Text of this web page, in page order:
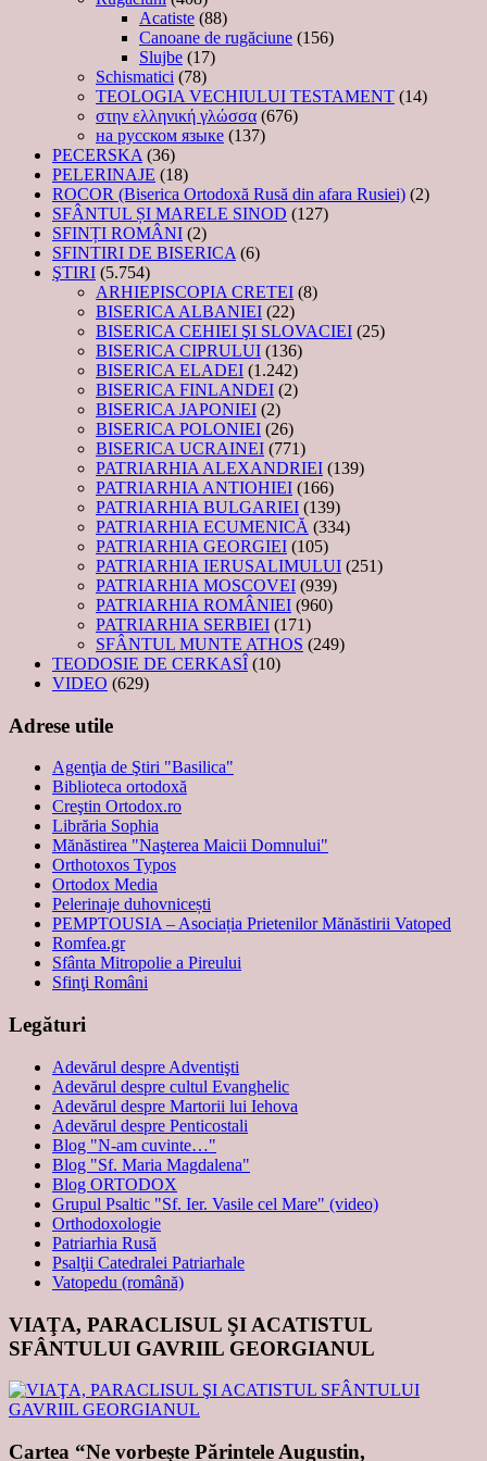
Acatiste (88)
Canoane de rugăciune (156)
Slujbe (17)
Schismatici (78)
TEOLOGIA VECHIULUI TESTAMENT (14)
στην ελληνική γλώσσα (676)
на русском языке (137)
PECERSKA (36)
PELERINAJE (18)
ROCOR (Biserica Ortodoxă Rusă din afara Rusiei) (2)
SFÂNTUL ȘI MARELE SINOD (127)
SFINȚI ROMÂNI (2)
SFINTIRI DE BISERICA (6)
ŞTIRI (5.754)
ARHIEPISCOPIA CRETEI (8)
BISERICA ALBANIEI (22)
BISERICA CEHIEI ŞI SLOVACIEI (25)
BISERICA CIPRULUI (136)
BISERICA ELADEI (1.242)
BISERICA FINLANDEI (2)
BISERICA JAPONIEI (2)
BISERICA POLONIEI (26)
BISERICA UCRAINEI (771)
PATRIARHIA ALEXANDRIEI (139)
PATRIARHIA ANTIOHIEI (166)
PATRIARHIA BULGARIEI (139)
PATRIARHIA ECUMENICĂ (334)
PATRIARHIA GEORGIEI (105)
PATRIARHIA IERUSALIMULUI (251)
PATRIARHIA MOSCOVEI (939)
PATRIARHIA ROMÂNIEI (960)
PATRIARHIA SERBIEI (171)
SFÂNTUL MUNTE ATHOS (249)
TEODOSIE DE CERKASÎ (10)
VIDEO (629)
Adrese utile
Agenţia de Ştiri "Basilica"
Biblioteca ortodoxă
Creştin Ortodox.ro
Librăria Sophia
Mănăstirea "Naşterea Maicii Domnului"
Orthotoxos Typos
Ortodox Media
Pelerinaje duhovnicești
PEMPTOUSIA – Asociația Prietenilor Mănăstirii Vatoped
Romfea.gr
Sfânta Mitropolie a Pireului
Sfinţi Români
Legături
Adevărul despre Adventişti
Adevărul despre cultul Evanghelic
Adevărul despre Martorii lui Iehova
Adevărul despre Penticostali
Blog "N-am cuvinte…"
Blog "Sf. Maria Magdalena"
Blog ORTODOX
Grupul Psaltic "Sf. Ier. Vasile cel Mare" (video)
Orthodoxologie
Patriarhia Rusă
Psalţii Catedralei Patriarhale
Vatopedu (română)
VIAŢA, PARACLISUL ŞI ACATISTUL
SFÂNTULUI GAVRIIL GEORGIANUL
Cartea “Ne vorbeşte Părintele Augustin,